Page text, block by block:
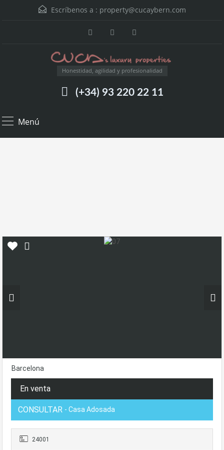
Escríbenos a : property@cucaybern.com
Honestidad, agilidad y profesionalidad
(+34) 93 220 22 11
Menú
Barcelona
En venta
CONSULTAR - Casa Adosada
24001